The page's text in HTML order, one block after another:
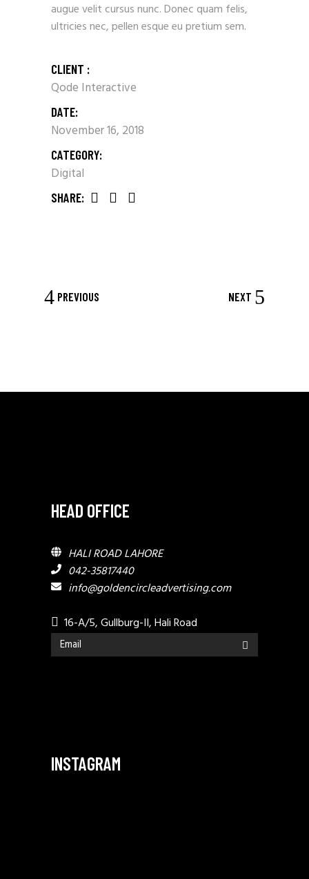
augue velit cursus nunc. Donec quam felis,
ultricies nec, pellen esque eu pretium sem.
CLIENT :
Qode Interactive
DATE:
November 16, 2018
CATEGORY:
Digital
SHARE:
PREVIOUS NEXT
HEAD OFFICE
HALI ROAD LAHORE
042-35817440
info@goldencircleadvertising.com
16-A/5, Gullburg-II, Hali Road
INSTAGRAM